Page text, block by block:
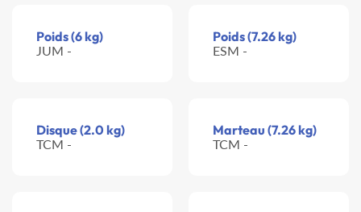
Poids (6 kg)
JUM -
Poids (7.26 kg)
ESM -
Disque (2.0 kg)
TCM -
Marteau (7.26 kg)
TCM -